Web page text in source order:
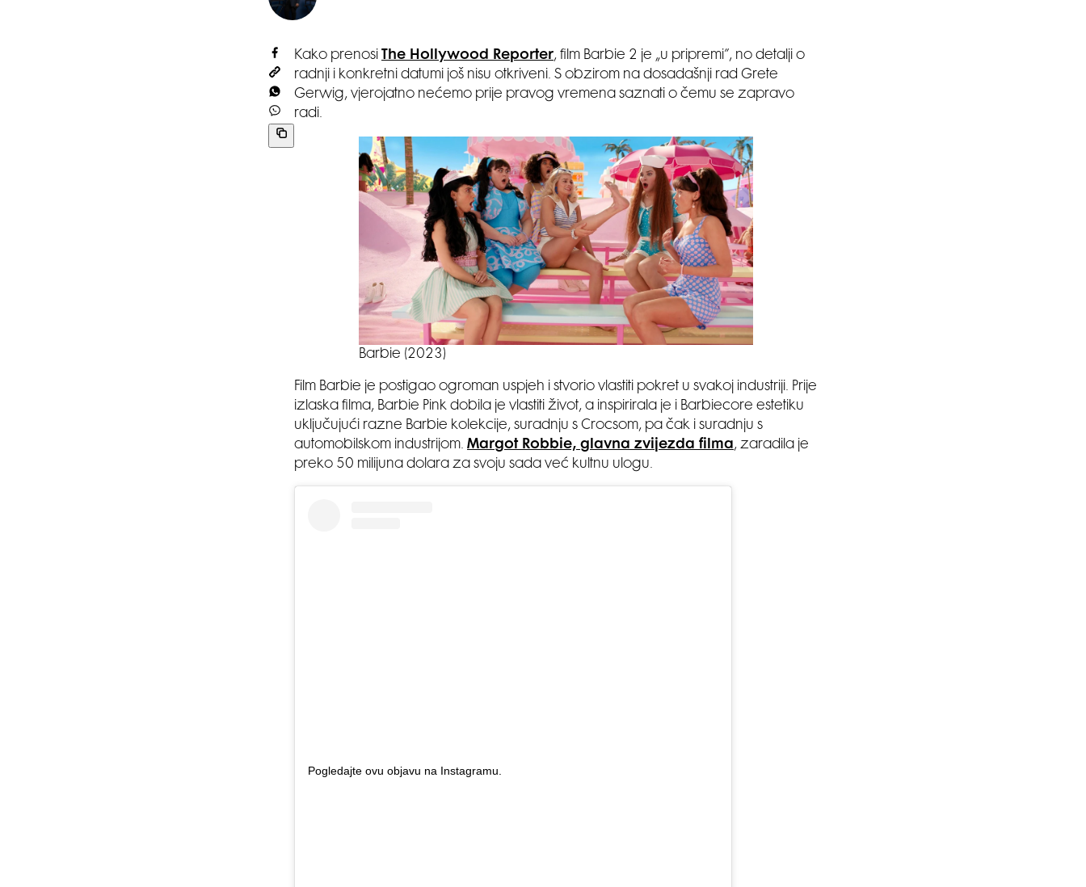
Kako prenosi The Hollywood Reporter, film Barbie 2 je „u pripremi”, no detalji o
radnji i konkretni datumi još nisu otkriveni. S obzirom na dosadašnji rad Grete
Gerwig, vjerojatno nećemo prije pravog vremena saznati o čemu se zapravo
radi.
Barbie (2023)
Film Barbie je postigao ogroman uspjeh i stvorio vlastiti pokret u svakoj industriji. Prije
izlaska filma, Barbie Pink dobila je vlastiti život, a inspirirala je i Barbiecore estetiku
uključujući razne Barbie kolekcije, suradnju s Crocsom, pa čak i suradnju s
automobilskom industrijom. Margot Robbie, glavna zvijezda filma, zaradila je
preko 50 milijuna dolara za svoju sada već kultnu ulogu.
Pogledajte ovu objavu na Instagramu.